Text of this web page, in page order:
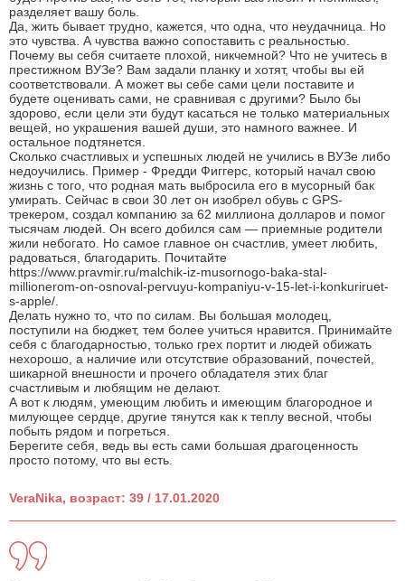
разделяет вашу боль.
Да, жить бывает трудно, кажется, что одна, что неудачница. Но
это чувства. А чувства важно сопоставить с реальностью.
Почему вы себя считаете плохой, никчемной? Что не учитесь в
престижном ВУЗе? Вам задали планку и хотят, чтобы вы ей
соответствовали. А может вы себе сами цели поставите и
будете оценивать сами, не сравнивая с другими? Было бы
здорово, если цели эти будут касаться не только материальных
вещей, но украшения вашей души, это намного важнее. И
остальное подтянется.
Сколько счастливых и успешных людей не учились в ВУЗе либо
недоучились. Пример - Фредди Фиггерс, который начал свою
жизнь с того, что родная мать выбросила его в мусорный бак
умирать. Сейчас в свои 30 лет он изобрел обувь с GPS-
трекером, создал компанию за 62 миллиона долларов и помог
тысячам людей. Он всего добился сам — приемные родители
жили небогато. Но самое главное он счастлив, умеет любить,
радоваться, благодарить. Почитайте
https://www.pravmir.ru/malchik-iz-musornogo-baka-stal-
millionerom-on-osnoval-pervuyu-kompaniyu-v-15-let-i-konkuriruet-
s-apple/.
Делать нужно то, что по силам. Вы большая молодец,
поступили на бюджет, тем более учиться нравится. Принимайте
себя с благодарностью, только грех портит и людей обижать
нехорошо, а наличие или отсутствие образований, почестей,
шикарной внешности и прочего обладателя этих благ
счастливым и любящим не делают.
А вот к людям, умеющим любить и имеющим благородное и
милующее сердце, другие тянутся как к теплу весной, чтобы
побыть рядом и погреться.
Берегите себя, ведь вы есть сами большая драгоценность
просто потому, что вы есть.
VeraNika, возраст: 39 / 17.01.2020